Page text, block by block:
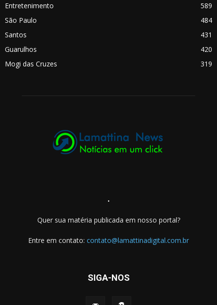
Entretenimento
589
São Paulo
484
Santos
431
Guarulhos
420
Mogi das Cruzes
319
.
Quer sua matéria publicada em nosso portal?
Entre em contato: contato@lamattinadigital.com.br
SIGA-NOS